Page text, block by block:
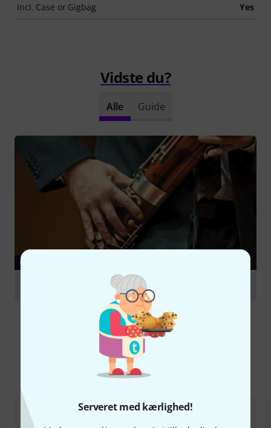
Serveret med kærlighed!
Incl. Case or Gigbag Yes
Vidste du?
Alle Guide
GUIDE
Sammenlign valgmuligheder